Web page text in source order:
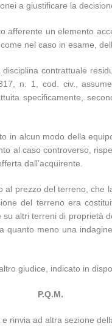
a giustificare la
un elemento
nel caso in esame,
contrattuale
n. 1, cod. civ.,
specificamente,
in alcun modo della
al caso controverso,
dall’acquirente.
prezzo del terreno, che
del terreno era
altri terreni di
quanto meno una
giudice, indicato in
P.Q.M.
ad altra sezione